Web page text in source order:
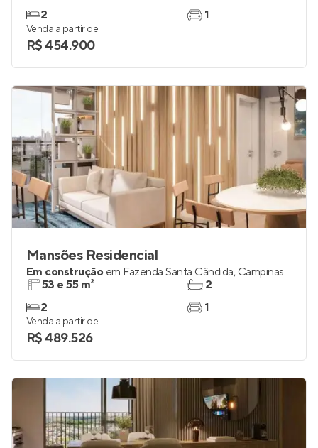
2
1
Venda a partir de
R$ 454.900
Mansões Residencial
Em construção em Fazenda Santa Cândida, Campinas
53 e 55 m²
2
2
1
Venda a partir de
R$ 489.526